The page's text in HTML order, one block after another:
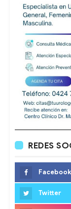
REDES
Facebook
Twitter